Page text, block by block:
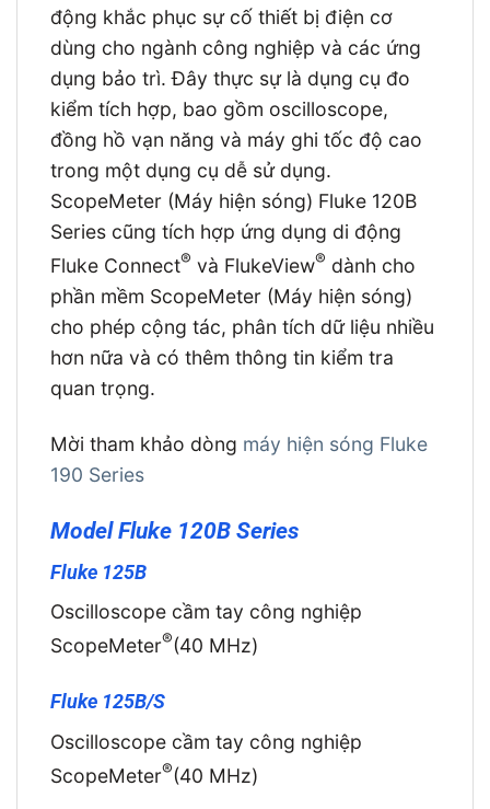
động khắc phục sự cố thiết bị điện cơ
dùng cho ngành công nghiệp và các ứng
dụng bảo trì. Đây thực sự là dụng cụ đo
kiểm tích hợp, bao gồm oscilloscope,
đồng hồ vạn năng và máy ghi tốc độ cao
trong một dụng cụ dễ sử dụng.
ScopeMeter (Máy hiện sóng) Fluke 120B
Series cũng tích hợp ứng dụng di động
Fluke Connect® và FlukeView® dành cho
phần mềm ScopeMeter (Máy hiện sóng)
cho phép cộng tác, phân tích dữ liệu nhiều
hơn nữa và có thêm thông tin kiểm tra
quan trọng.
Mời tham khảo dòng máy hiện sóng Fluke
190 Series
Model Fluke 120B Series
Fluke 125B
Oscilloscope cầm tay công nghiệp
ScopeMeter®(40 MHz)
Fluke 125B/S
Oscilloscope cầm tay công nghiệp
ScopeMeter®(40 MHz)